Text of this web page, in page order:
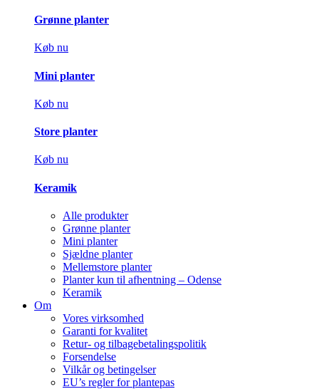
Grønne planter
Køb nu
Mini planter
Køb nu
Store planter
Køb nu
Keramik
Alle produkter
Grønne planter
Mini planter
Sjældne planter
Mellemstore planter
Planter kun til afhentning – Odense
Keramik
Om
Vores virksomhed
Garanti for kvalitet
Retur- og tilbagebetalingspolitik
Forsendelse
Vilkår og betingelser
EU’s regler for plantepas